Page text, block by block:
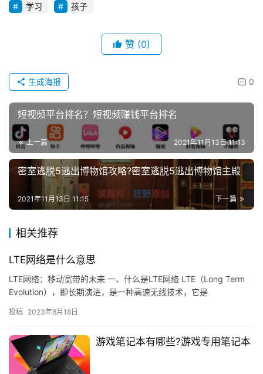
学习 孩子
赞 (0)
0
生成海报
短视频平台排名？短视频赚钱平台排名
上一篇 2021年11月13日 11:13
密室逃脱5逃出博物馆攻略?密室逃脱5逃出博物馆主殿
下一篇
2021年11月13日 11:15
相关推荐
LTE网络是什么意思
LTE网络：移动宽带的未来 一、什么是LTE网络 LTE（Long Term
Evolution），即长期演进，是一种高速无线技术，它是
投稿 2023年8月18日
游戏笔记本有哪些?游戏专用笔记本